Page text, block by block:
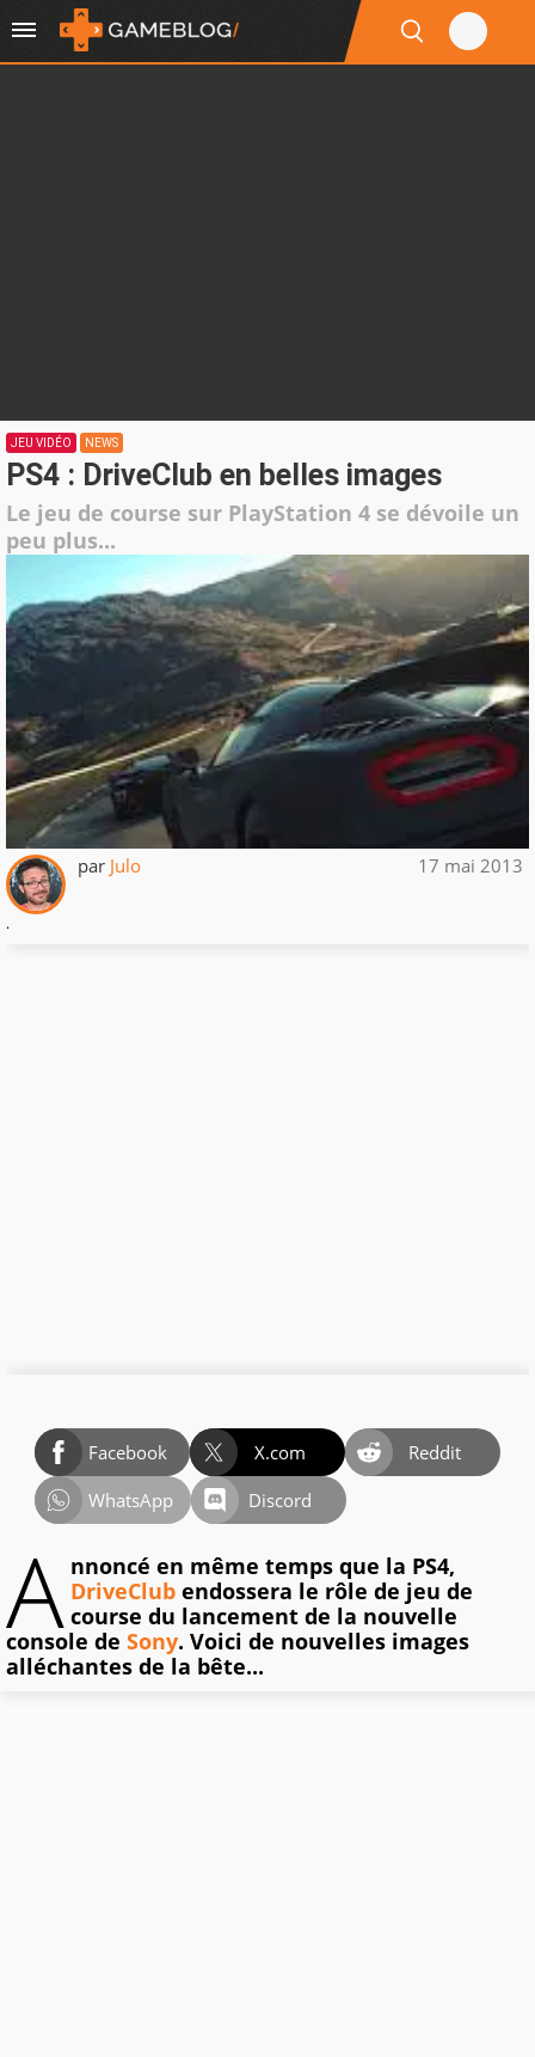
JEU VIDÉO NEWS
PS4 : DriveClub en belles images
Le jeu de course sur PlayStation 4 se dévoile un
peu plus...
par Julo 17 mai 2013
.
Facebook X.com
Reddit
WhatsApp
Discord
A nnoncé en même temps que la PS4,
DriveClub endossera le rôle de jeu de
course du lancement de la nouvelle
console de Sony. Voici de nouvelles images
alléchantes de la bête...